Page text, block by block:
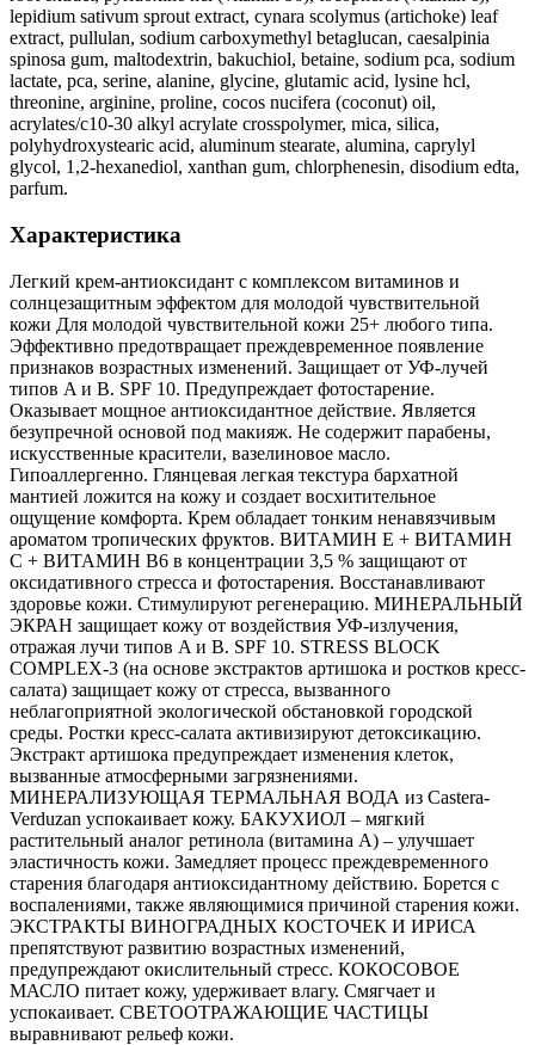
lepidium sativum sprout extract, cynara scolymus (artichoke) leaf
extract, pullulan, sodium carboxymethyl betaglucan, caesalpinia
spinosa gum, maltodextrin, bakuchiol, betaine, sodium pca, sodium
lactate, pca, serine, alanine, glycine, glutamic acid, lysine hcl,
threonine, arginine, proline, cocos nucifera (coconut) oil,
acrylates/c10-30 alkyl acrylate crosspolymer, mica, silica,
polyhydroxystearic acid, aluminum stearate, alumina, caprylyl
glycol, 1,2-hexanediol, xanthan gum, chlorphenesin, disodium edta,
parfum.
Характеристика
Легкий крем-антиоксидант с комплексом витаминов и
солнцезащитным эффектом для молодой чувствительной
кожи Для молодой чувствительной кожи 25+ любого типа.
Эффективно предотвращает преждевременное появление
признаков возрастных изменений. Защищает от УФ-лучей
типов A и B. SPF 10. Предупреждает фотостарение.
Оказывает мощное антиоксидантное действие. Является
безупречной основой под макияж. Не содержит парабены,
искусственные красители, вазелиновое масло.
Гипоаллергенно. Глянцевая легкая текстура бархатной
мантией ложится на кожу и создает восхитительное
ощущение комфорта. Крем обладает тонким ненавязчивым
ароматом тропических фруктов. ВИТАМИН E + ВИТАМИН
С + ВИТАМИН B6 в концентрации 3,5 % защищают от
оксидативного стресса и фотостарения. Восстанавливают
здоровье кожи. Стимулируют регенерацию. МИНЕРАЛЬНЫЙ
ЭКРАН защищает кожу от воздействия УФ-излучения,
отражая лучи типов A и B. SPF 10. STRESS BLOCK
COMPLEX-3 (на основе экстрактов артишока и ростков кресс-
салата) защищает кожу от стресса, вызванного
неблагоприятной экологической обстановкой городской
среды. Ростки кресс-салата активизируют детоксикацию.
Экстракт артишока предупреждает изменения клеток,
вызванные атмосферными загрязнениями.
МИНЕРАЛИЗУЮЩАЯ ТЕРМАЛЬНАЯ ВОДА из Castera-
Verduzan успокаивает кожу. БАКУХИОЛ – мягкий
растительный аналог ретинола (витамина А) – улучшает
эластичность кожи. Замедляет процесс преждевременного
старения благодаря антиоксидантному действию. Борется с
воспалениями, также являющимися причиной старения кожи.
ЭКСТРАКТЫ ВИНОГРАДНЫХ КОСТОЧЕК И ИРИСА
препятствуют развитию возрастных изменений,
предупреждают окислительный стресс. КОКОСОВОЕ
МАСЛО питает кожу, удерживает влагу. Смягчает и
успокаивает. СВЕТООТРАЖАЮЩИЕ ЧАСТИЦЫ
выравнивают рельеф кожи.